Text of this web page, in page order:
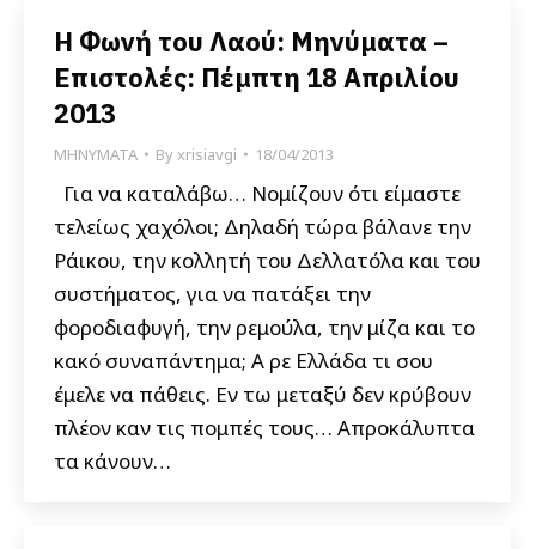
Η Φωνή του Λαού: Μηνύματα –
Επιστολές: Πέμπτη 18 Απριλίου
2013
ΜΗΝΥΜΑΤΑ Byxrisiavgi 18/04/2013
Για να καταλάβω… Νομίζουν ότι είμαστε
τελείως χαχόλοι; Δηλαδή τώρα βάλανε την
Ράικου, την κολλητή του Δελλατόλα και του
συστήματος, για να πατάξει την
φοροδιαφυγή, την ρεμούλα, την μίζα και το
κακό συναπάντημα; Α ρε Ελλάδα τι σου
έμελε να πάθεις. Εν τω μεταξύ δεν κρύβουν
πλέον καν τις πομπές τους… Απροκάλυπτα
τα κάνουν…